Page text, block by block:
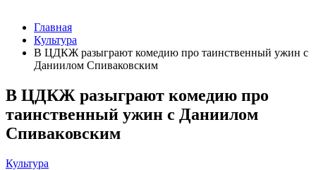
Главная
Культура
В ЦДКЖ разыграют комедию про таинственный ужин с
Даниилом Спиваковским
В ЦДКЖ разыграют комедию про
таинственный ужин с Даниилом
Спиваковским
Культура